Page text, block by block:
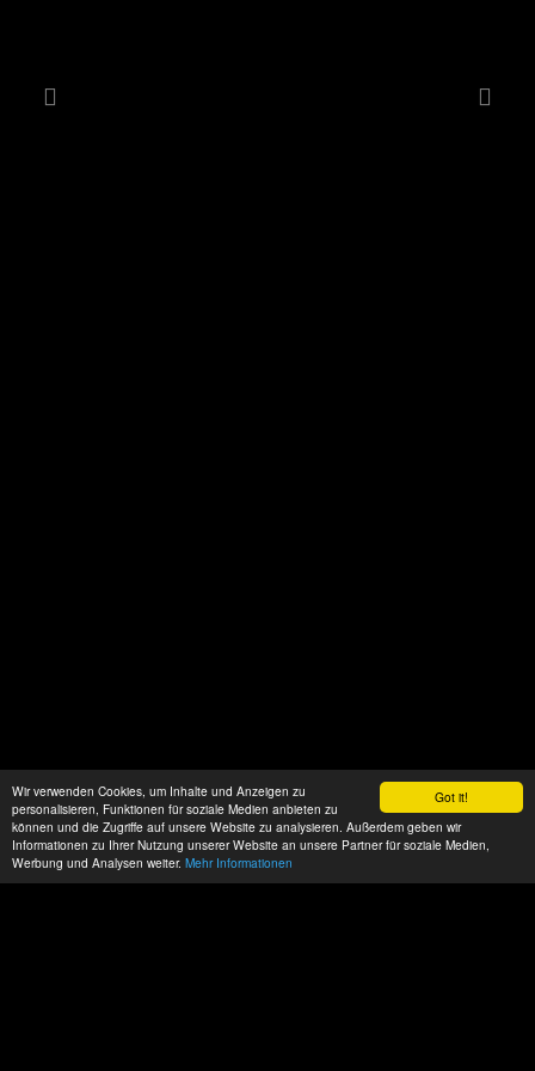
Got it!
Wir verwenden Cookies, um Inhalte und Anzeigen zu
personalisieren, Funktionen für soziale Medien anbieten zu
können und die Zugriffe auf unsere Website zu analysieren. Außerdem geben wir
Informationen zu Ihrer Nutzung unserer Website an unsere Partner für soziale Medien,
Werbung und Analysen weiter. Mehr Informationen